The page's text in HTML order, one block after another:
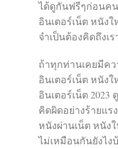
ได้ดูกันฟรีๆก่อนค
อินเตอร์เน็ต หนัง
จำเป็นต้องคิดถึงเ
ถ้าทุกท่านเคยมีค
อินเตอร์เน็ต หนัง
อินเตอร์เน็ต
คิดผิดอย่างร้ายแร
หนังผ่านเน็ต หนัง
ไม่เหมือนกันยังไง